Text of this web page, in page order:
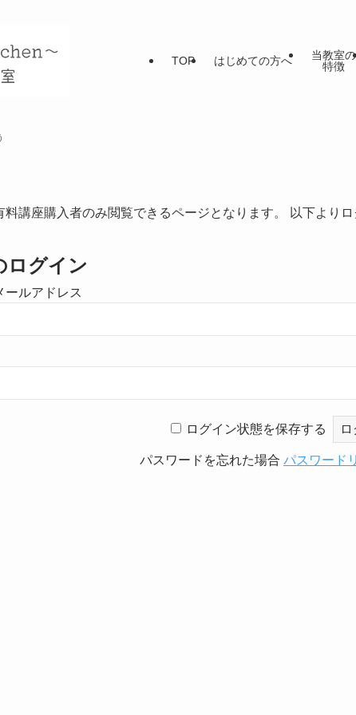
TOP はじめての方へ
当教室の
特徴
料講座購入者のみ閲覧できるページとなります。 以下よりロ
ログイン
ールアドレス
ログイン状態を保存する
パスワードを忘れた場合 パスワード